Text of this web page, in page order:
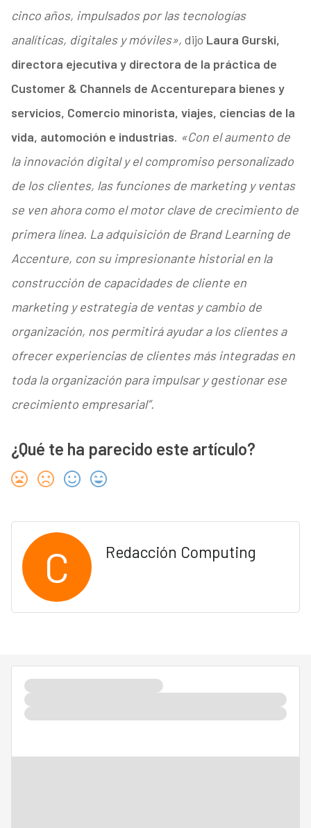
cinco años, impulsados por las tecnologías
analíticas, digitales y móviles», dijo Laura Gurski,
directora ejecutiva y directora de la práctica de
Customer & Channels de Accenturepara bienes y
servicios, Comercio minorista, viajes, ciencias de la
vida, automoción e industrias. «Con el aumento de
la innovación digital y el compromiso personalizado
de los clientes, las funciones de marketing y ventas
se ven ahora como el motor clave de crecimiento de
primera línea. La adquisición de Brand Learning de
Accenture, con su impresionante historial en la
construcción de capacidades de cliente en
marketing y estrategia de ventas y cambio de
organización, nos permitirá ayudar a los clientes a
ofrecer experiencias de clientes más integradas en
toda la organización para impulsar y gestionar ese
crecimiento empresarial”.
¿Qué te ha parecido este artículo?
C Redacción Computing